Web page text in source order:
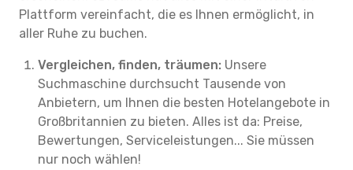
Plattform vereinfacht, die es Ihnen ermöglicht, in
aller Ruhe zu buchen.
Vergleichen, finden, träumen: Unsere
Suchmaschine durchsucht Tausende von
Anbietern, um Ihnen die besten Hotelangebote in
Großbritannien zu bieten. Alles ist da: Preise,
Bewertungen, Serviceleistungen... Sie müssen
nur noch wählen!